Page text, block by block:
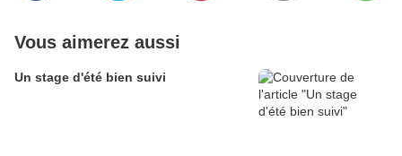
Vous aimerez aussi
Un stage d'été bien suivi